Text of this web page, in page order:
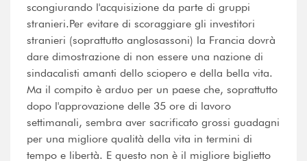
scongiurando l'acquisizione da parte di gruppi
stranieri.Per evitare di scoraggiare gli investitori
stranieri (soprattutto anglosassoni) la Francia dovrà
dare dimostrazione di non essere una nazione di
sindacalisti amanti dello sciopero e della bella vita.
Ma il compito è arduo per un paese che, soprattutto
dopo l'approvazione delle 35 ore di lavoro
settimanali, sembra aver sacrificato grossi guadagni
per una migliore qualità della vita in termini di
tempo e libertà. E questo non è il migliore biglietto